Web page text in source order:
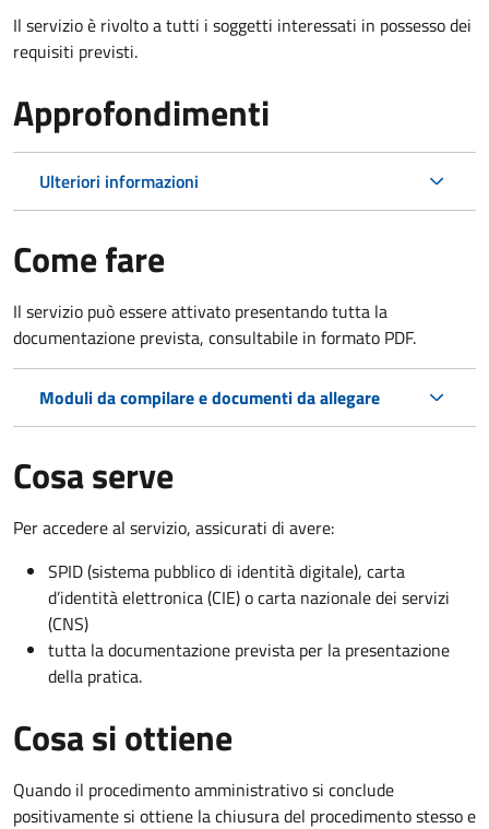
Il servizio è rivolto a tutti i soggetti interessati in possesso dei
requisiti previsti.
Approfondimenti
Ulteriori informazioni
Come fare
Il servizio può essere attivato presentando tutta la
documentazione prevista, consultabile in formato PDF.
Moduli da compilare e documenti da allegare
Cosa serve
Per accedere al servizio, assicurati di avere:
SPID (sistema pubblico di identità digitale), carta
d’identità elettronica (CIE) o carta nazionale dei servizi
(CNS)
tutta la documentazione prevista per la presentazione
della pratica.
Cosa si ottiene
Quando il procedimento amministrativo si conclude
positivamente si ottiene la chiusura del procedimento stesso e